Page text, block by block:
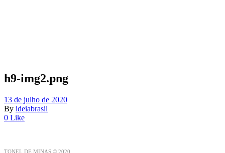
h9-img2.png
13 de julho de 2020
By ideiabrasil
0 Like
TONEL DE MINAS © 2020